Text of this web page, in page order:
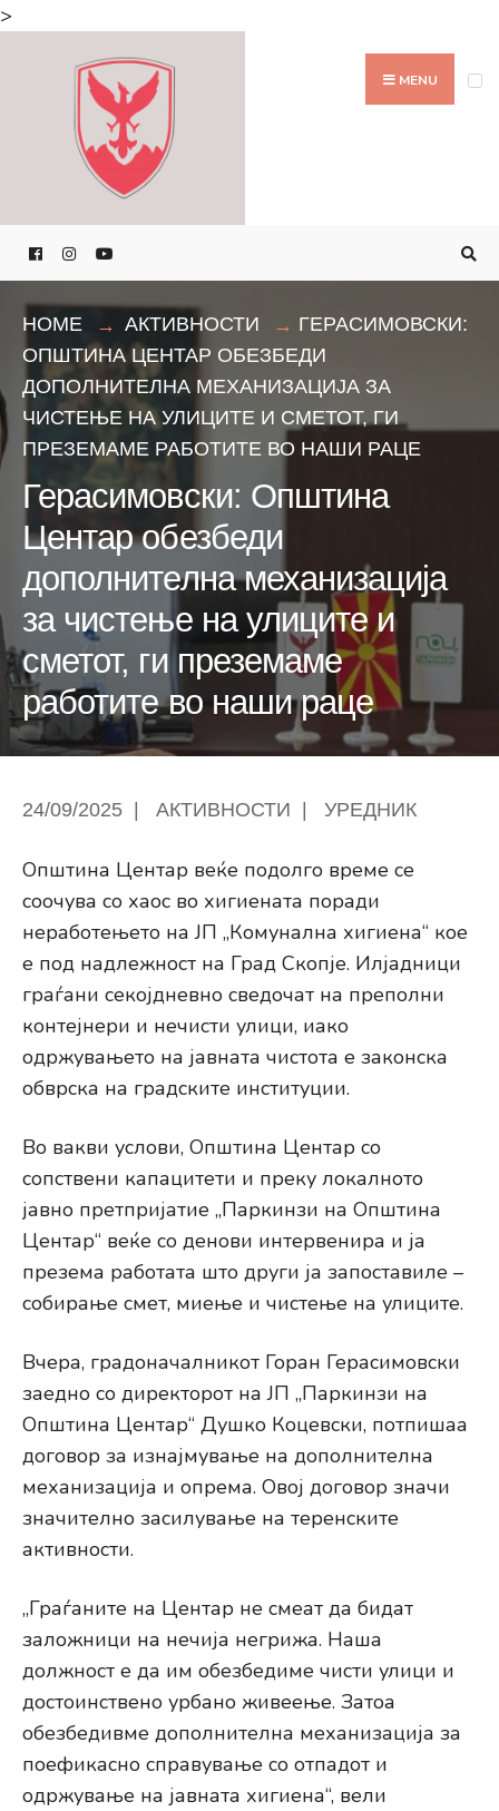
>
MENU
HOME АКТИВНОСТИ
ГЕРАСИМОВСКИ:
ОПШТИНА ЦЕНТАР ОБЕЗБЕДИ
ДОПОЛНИТЕЛНА МЕХАНИЗАЦИЈА ЗА
ЧИСТЕЊЕ НА УЛИЦИТЕ И СМЕТОТ, ГИ
ПРЕЗЕМАМЕ РАБОТИТЕ ВО НАШИ РАЦЕ
Герасимовски: Општина
Центар обезбеди
дополнителна механизација
за чистење на улиците и
сметот, ги преземаме
работите во наши раце
24/09/2025 АКТИВНОСТИ УРЕДНИК
Општина Центар веќе подолго време се
соочува со хаос во хигиената поради
неработењето на ЈП „Комунална хигиена“ кое
е под надлежност на Град Скопје. Илјадници
граѓани секојдневно сведочат на преполни
контејнери и нечисти улици, иако
одржувањето на јавната чистота е законска
обврска на градските институции.
Во вакви услови, Општина Центар со
сопствени капацитети и преку локалното
јавно претпријатие „Паркинзи на Општина
Центар“ веќе со денови интервенира и ја
презема работата што други ја запоставиле –
собирање смет, миење и чистење на улиците.
Вчера, градоначалникот Горан Герасимовски
заедно со директорот на ЈП „Паркинзи на
Општина Центар“ Душко Коцевски, потпишаа
договор за изнајмување на дополнителна
механизација и опрема. Овој договор значи
значително засилување на теренските
активности.
„Граѓаните на Центар не смеат да бидат
заложници на нечија негрижа. Наша
должност е да им обезбедиме чисти улици и
достоинствено урбано живеење. Затоа
обезбедивме дополнителна механизација за
поефикасно справување со отпадот и
одржување на јавната хигиена“, вели